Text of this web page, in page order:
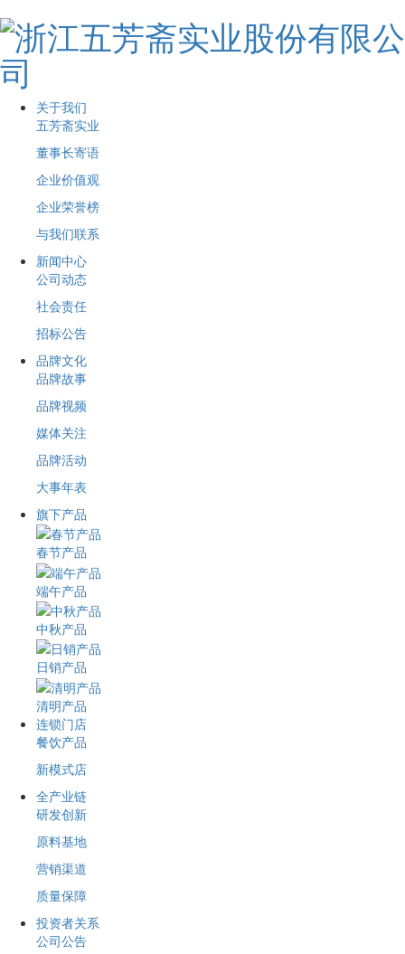
关于我们
五芳斋实业
董事长寄语
企业价值观
企业荣誉榜
与我们联系
新闻中心
公司动态
社会责任
招标公告
品牌文化
品牌故事
品牌视频
媒体关注
品牌活动
大事年表
旗下产品
春节产品
端午产品
中秋产品
日销产品
清明产品
连锁门店
餐饮产品
新模式店
全产业链
研发创新
原料基地
营销渠道
质量保障
投资者关系
公司公告